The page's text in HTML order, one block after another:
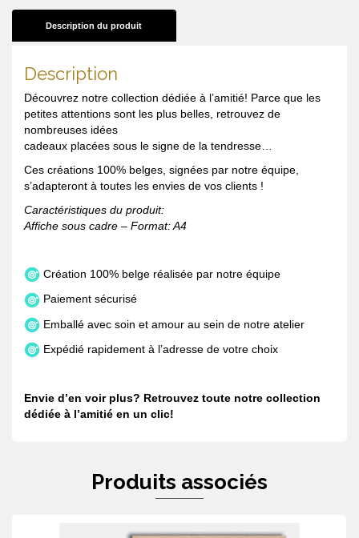
Description du produit
Description
Découvrez notre collection dédiée à l’amitié! Parce que les
petites attentions sont les plus belles, retrouvez de
nombreuses idées
cadeaux placées sous le signe de la tendresse…
Ces créations 100% belges, signées par notre équipe,
s’adapteront à toutes les envies de vos clients !
Caractéristiques du produit:
Affiche sous cadre – Format: A4
Création 100% belge réalisée par notre équipe
Paiement sécurisé
Emballé avec soin et amour au sein de notre atelier
Expédié rapidement à l’adresse de votre choix
Envie d’en voir plus? Retrouvez toute notre collection
dédiée à l’amitié en un clic!
Produits associés